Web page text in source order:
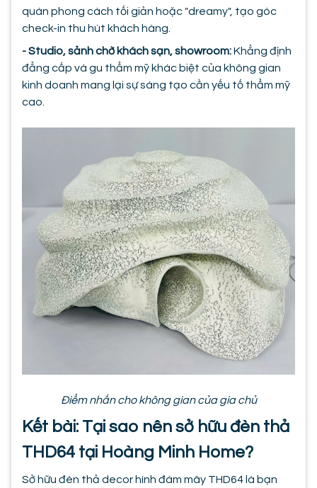
quán phong cách tối giản hoặc "dreamy", tạo góc
check-in thu hút khách hàng.
- Studio, sảnh chờ khách sạn, showroom:Khẳng định
đẳng cấp và gu thẩm mỹ khác biệt của không gian
kinh doanh mang lại sự sáng tạo cần yếu tố thẩm mỹ
cao.
Điểm nhấn cho không gian của gia chủ
Kết bài: Tại sao nên sở hữu đèn thả
THD64 tại Hoàng Minh Home?
Sở hữu đèn thả decor hình đám mây THD64 là bạn